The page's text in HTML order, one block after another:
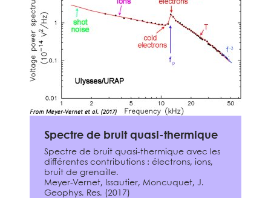
Spectre de bruit quasi-thermique
Spectre de bruit quasi-thermique avec les
différentes contributions : électrons, ions,
bruit de grenaille.
Meyer-Vernet, Issautier, Moncuquet, J.
Geophys. Res. (2017)